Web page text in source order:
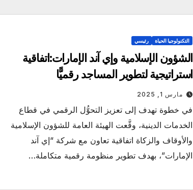
التكنولوجيا الحياة رئيسي
الشؤون الإسلامية وإي آند الإمارات:اتفاقية
استراتيجية لتطوير المساجد رقميًّا
مارس 1, 2025
في خطوة تهدف إلى تعزيز التحوُّل الرقمي في قطاع
الخدمات الدينية، وقَّعت الهيئة العامة للشؤون الإسلامية
والأوقاف والزكاة اتفاقية تعاون مع شركة “إي آند
الإمارات”، بهدف تطوير منظومة رقمية متكاملة…